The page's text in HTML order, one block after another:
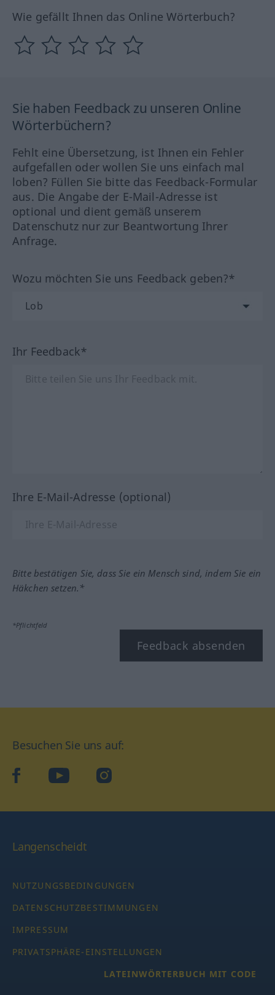
Wie gefällt Ihnen das Online Wörterbuch?
Sie haben Feedback zu unseren Online
Wörterbüchern?
Fehlt eine Übersetzung, ist Ihnen ein Fehler
aufgefallen oder wollen Sie uns einfach mal
loben? Füllen Sie bitte das Feedback-Formular
aus. Die Angabe der E-Mail-Adresse ist
optional und dient gemäß unserem
Datenschutz nur zur Beantwortung Ihrer
Anfrage.
Wozu möchten Sie uns Feedback geben?*
Ihr Feedback*
Ihre E-Mail-Adresse (optional)
Bitte bestätigen Sie, dass Sie ein Mensch sind, indem Sie ein
Häkchen setzen.*
*Pflichtfeld
Feedback absenden
Besuchen Sie uns auf:
facebookYouTube Instagram
Langenscheidt
NUTZUNGSBEDINGUNGEN
DATENSCHUTZBESTIMMUNGEN
IMPRESSUM
PRIVATSPHÄRE-EINSTELLUNGEN
LATEINWÖRTERBUCH MIT CODE